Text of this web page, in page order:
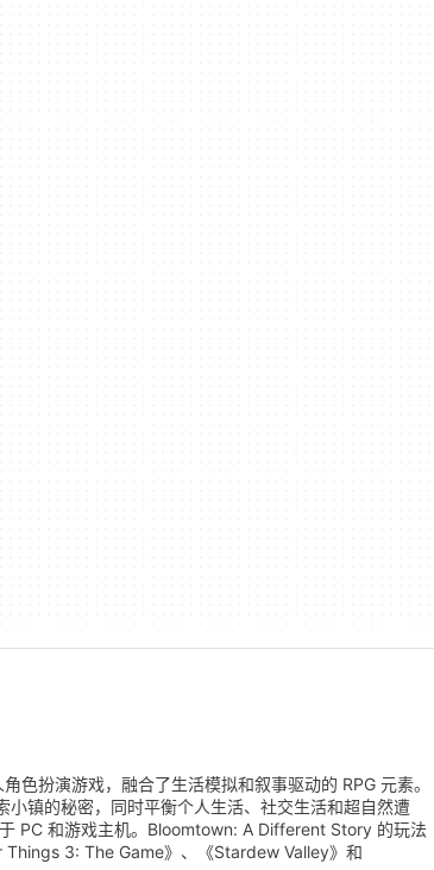
扮演游戏，融合了生活模拟和叙事驱动的 RPG 元素。
镇的秘密，同时平衡个人生活、社交生活和超自然遭
PC 和游戏主机。Bloomtown: A Different Story 的玩法
3: The Game》、《Stardew Valley》和